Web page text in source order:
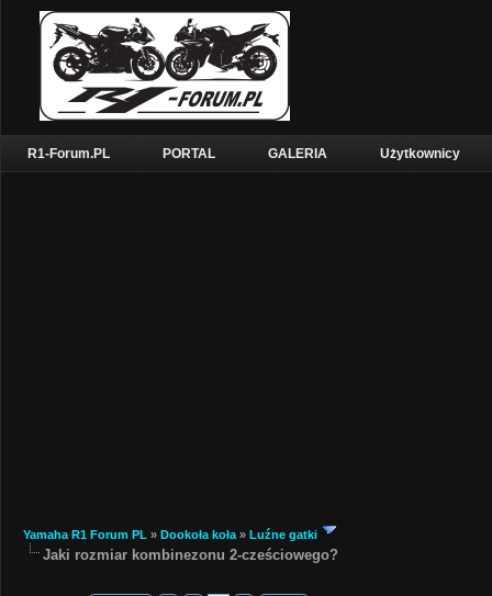
R1-Forum.PL PORTAL GALERIA Użytkownicy
Yamaha R1 Forum PL » Dookoła koła » Luźne gatki
Jaki rozmiar kombinezonu 2-cześciowego?